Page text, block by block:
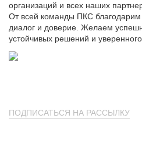
организаций и всех наших
От всей команды ПКС
диалог и доверие. Желаем
устойчивых решений и
ПОДПИСАТЬСЯ НА РАССЫЛКУ